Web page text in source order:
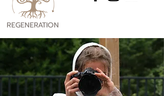
REGENERATION